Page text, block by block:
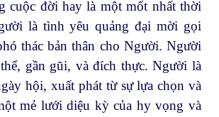
cuộc đời hay là một mốt nhất thời
là tình yêu quảng đại mời gọi
thác bản thân cho Người. Người
gần gũi, và đích thực. Người là
hội, xuất phát từ sự lựa chọn và
mẻ lưới diệu kỳ của hy vọng và